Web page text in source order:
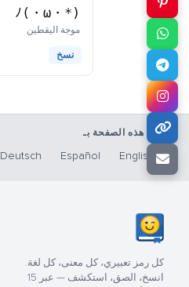
(*・ω・)ﾉ
موجة اليقطين
نسخ
اقرأ هذه الصفحة بـ
English
Español
Deutsch
كل رمز تعبيري، كل معنى، كل لغة.
انسخ، الصق، استكشف — عبر 15